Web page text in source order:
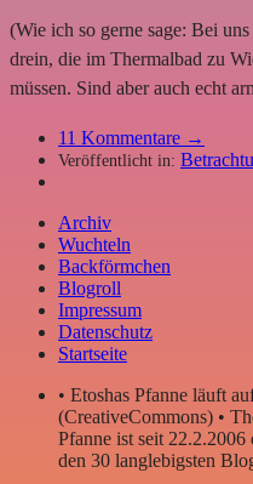
(Wie ich so gerne sage: Bei
drein, die im Thermalbad zu
müssen. Sind aber auch echt
11 Kommentare →
Veröffentlicht in:
Archiv
Wuchteln
Backförmchen
Blogroll
Impressum
Datenschutz
Startseite
• Etoshas Pfanne läuft
(CreativeCommons) •
Pfanne ist seit
den 30 langlebigsten